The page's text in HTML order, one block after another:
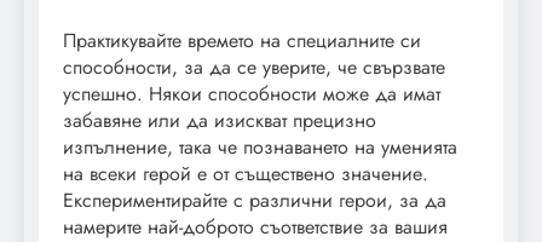
Практикувайте времето на специалните си
способности, за да се уверите, че свързвате
успешно. Някои способности може да имат
забавяне или да изискват прецизно
изпълнение, така че познаването на уменията
на всеки герой е от съществено значение.
Експериментирайте с различни герои, за да
намерите най-доброто съответствие за вашия